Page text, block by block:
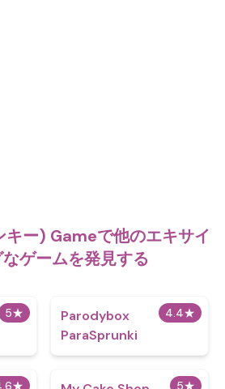
ー) Gameで他のエキサイ
ゲームを発見する
5★ 4.4★
Parodybox
ParaSprunki
★ 5★